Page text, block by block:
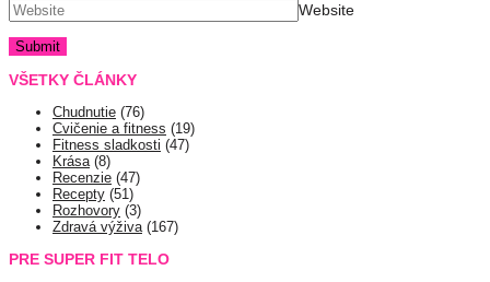
Website
VŠETKY ČLÁNKY
Chudnutie (76)
Cvičenie a fitness (19)
Fitness sladkosti (47)
Krása(8)
Recenzie (47)
Recepty (51)
Rozhovory (3)
Zdravá výživa(167)
PRE SUPER FIT TELO